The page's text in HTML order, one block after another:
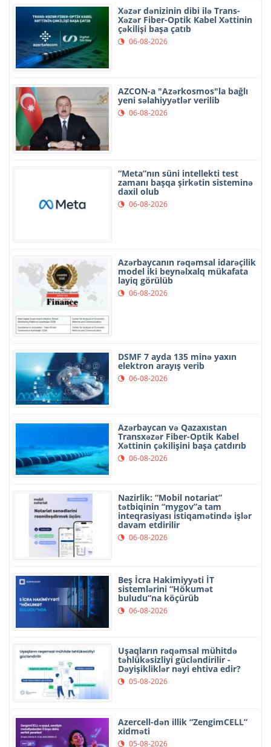
Xəzər dənizinin dibi ilə Trans-
Xəzər Fiber-Optik Kabel Xəttinin
çəkilişi başa çatıb
06-08-2026
AZCON-a "Azərkosmos"la bağlı
yeni səlahiyyətlər verilib
06-08-2026
“Meta”nın süni intellekti test
zamanı başqa şirkətin sisteminə
daxil olub
06-08-2026
Azərbaycanın rəqəmsal idarəçilik
model iki beynəlxalq mükafata
layiq görülüb
06-08-2026
DSMF 7 ayda 135 minə yaxın
elektron arayış verib
06-08-2026
Azərbaycan və Qazaxıstan
Transxəzər Fiber-Optik Kabel
Xəttinin çəkilişini başa çatdırıb
06-08-2026
Nazirlik: “Mobil notariat”
tətbiqinin “mygov”a tam
inteqrasiyası istiqamətində işlər
davam etdirilir
06-08-2026
Beş İcra Hakimiyyəti İT
sistemlərini “Hökumət
buludu”na köçürüb
06-08-2026
Uşaqların rəqəmsal mühitdə
təhlükəsizliyi gücləndirilir -
Dəyişikliklər nəyi ehtiva edir?
05-08-2026
Azercell-dən illik “ZengimCELL”
xidməti
05-08-2026